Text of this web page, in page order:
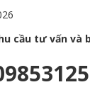
cầu tư vấn và